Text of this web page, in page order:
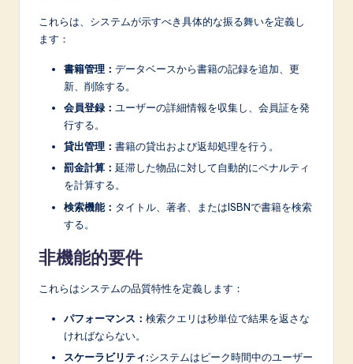
これらは、システムが示すべき具体的な振る舞いを定義し
ます：
書籍管理： データベースから書籍の記録を追加、更
新、削除する。
会員登録： ユーザーの詳細情報を収集し、会員証を発
行する。
貸出管理： 書籍の貸出および返却処理を行う。
罰金計算： 延滞した物品に対して自動的にペナルティ
を計算する。
検索機能： タイトル、著者、またはISBNで書籍を検索
する。
非機能的要件
これらはシステムの品質特性を定義します：
パフォーマンス： 検索クエリは秒単位で結果を返さな
ければならない。
スケーラビリティ:システムはピーク時間中のユーザー